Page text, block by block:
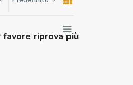
riprova più